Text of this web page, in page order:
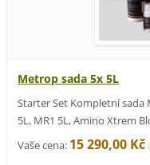
Metrop sada 5x 5L
Starter Set Kompletní
5L, MR1 5L, Amino Xtrem
Vaše cena: 15 290,00 Kč